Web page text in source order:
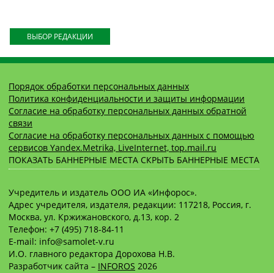
ВЫБОР РЕДАКЦИИ
Порядок обработки персональных данных
Политика конфиденциальности и защиты информации
Согласие на обработку персональных данных обратной
связи
Согласие на обработку персональных данных с помощью
сервисов Yandex.Metrika, LiveInternet, top.mail.ru
ПОКАЗАТЬ БАННЕРНЫЕ МЕСТА СКРЫТЬ БАННЕРНЫЕ МЕСТА
Учредитель и издатель ООО ИА «Инфорос».
Адрес учредителя, издателя, редакции: 117218, Россия, г.
Москва, ул. Кржижановского, д.13, кор. 2
Телефон: +7 (495) 718-84-11
E-mail: info@samolet-v.ru
И.О. главного редактора Дорохова Н.В.
Разработчик сайта – INFOROS 2026